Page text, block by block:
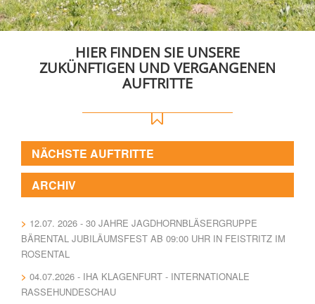
HIER FINDEN SIE UNSERE
ZUKÜNFTIGEN UND VERGANGENEN
AUFTRITTE
NÄCHSTE AUFTRITTE
ARCHIV
12.07. 2026 - 30 JAHRE JAGDHORNBLÄSERGRUPPE
BÄRENTAL JUBILÄUMSFEST AB 09:00 UHR IN FEISTRITZ IM
ROSENTAL
04.07.2026 - IHA KLAGENFURT - INTERNATIONALE
RASSEHUNDESCHAU